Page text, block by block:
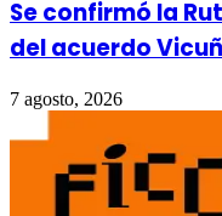
Se confirmó la
del acuerdo
7 agosto, 2026